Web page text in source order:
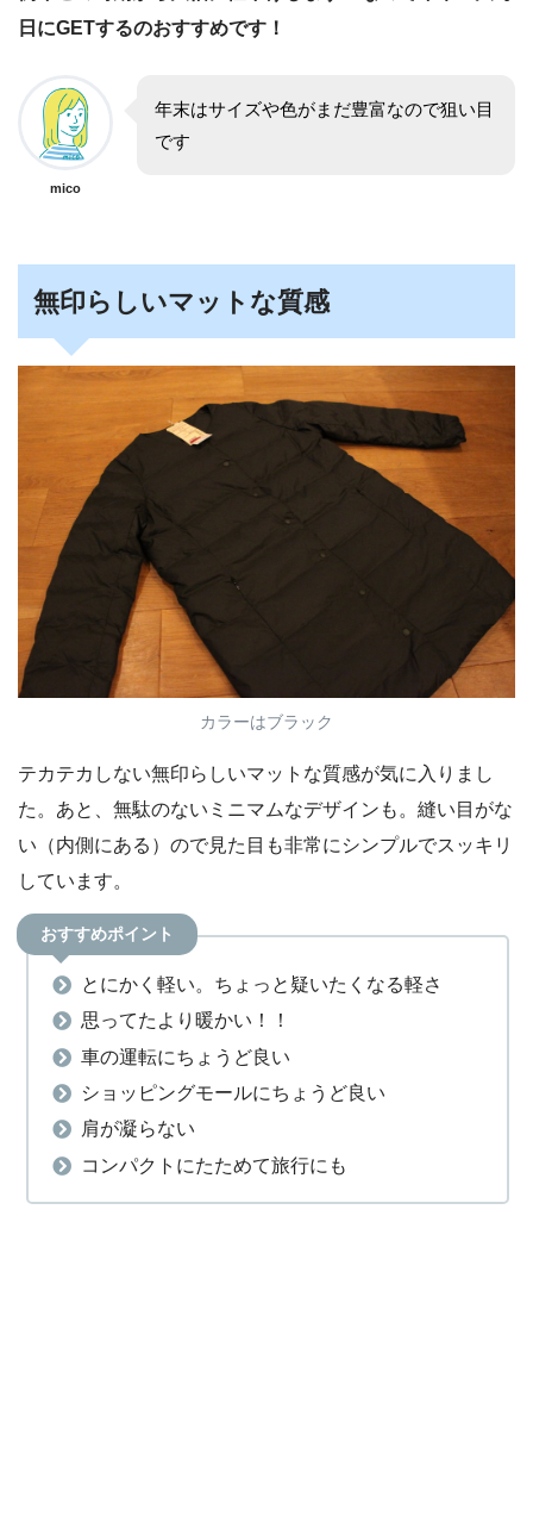
日 にGETするのおすすめです！
mico
年末はサイズや色がまだ豊富なので狙い目
です
無印らしいマットな質感
カラーはブラック
テカテカしない無印らしいマットな質感が気に入りまし
た。あと、無駄のないミニマムなデザインも。縫い目がな
い（内側にある）ので見た目も非常にシンプルでスッキリ
しています。
おすすめポイント
とにかく軽い。ちょっと疑いたくなる軽さ
思ってたより暖かい！！
車の運転にちょうど良い
ショッピングモールにちょうど良い
肩が凝らない
コンパクトにたためて旅行にも